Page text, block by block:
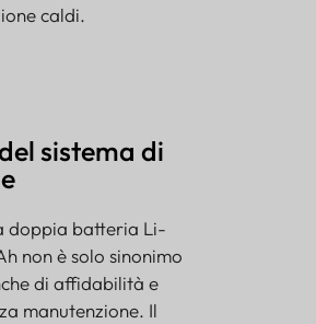
caldi.
sistema di
doppia batteria Li-
non è solo sinonimo
di affidabilità e
manutenzione. Il